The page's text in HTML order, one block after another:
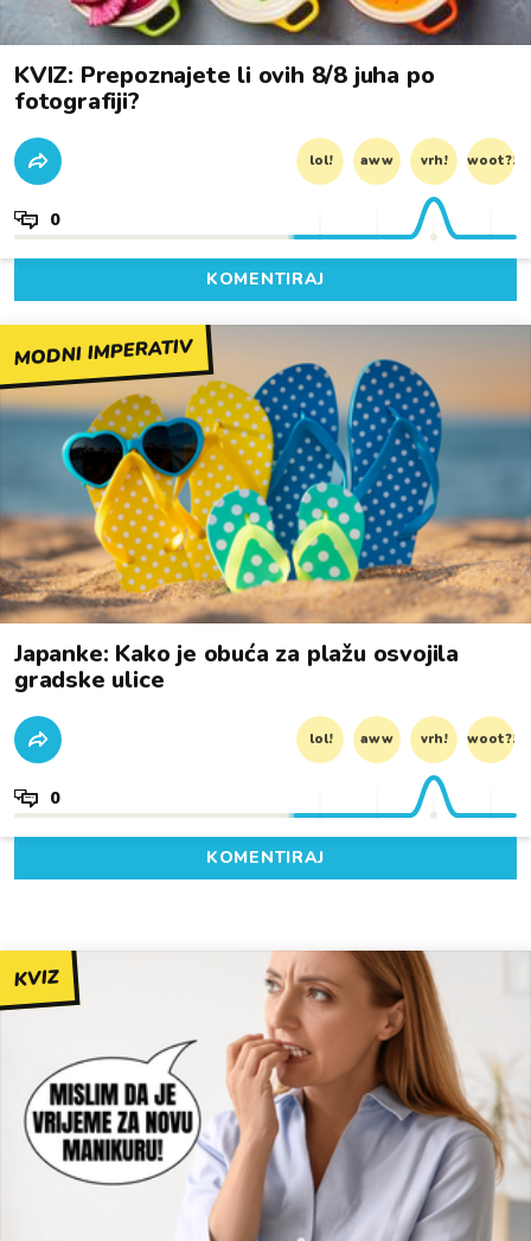
KVIZ: Prepoznajete li ovih 8/8 juha po
fotografiji?
lol! aww vrh! woot?!
0
KOMENTIRAJ
MODNI IMPERATIV
Japanke: Kako je obuća za plažu osvojila
gradske ulice
lol! aww vrh! woot?!
0
KOMENTIRAJ
KVIZ